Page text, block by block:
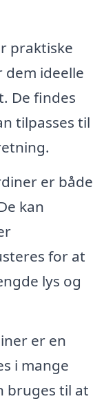
praktiske
ideelle
De findes
tilpasses til
er både
kan
for at
lys og
er en
i mange
bruges til at